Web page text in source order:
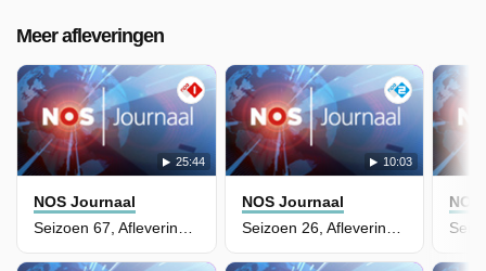
Meer afleveringen
25:44
NOS Journaal
Seizoen 67, Aflevering 120 - NOS Journaal
10:03
NOS Journaal
Seizoen 26, Aflevering 98